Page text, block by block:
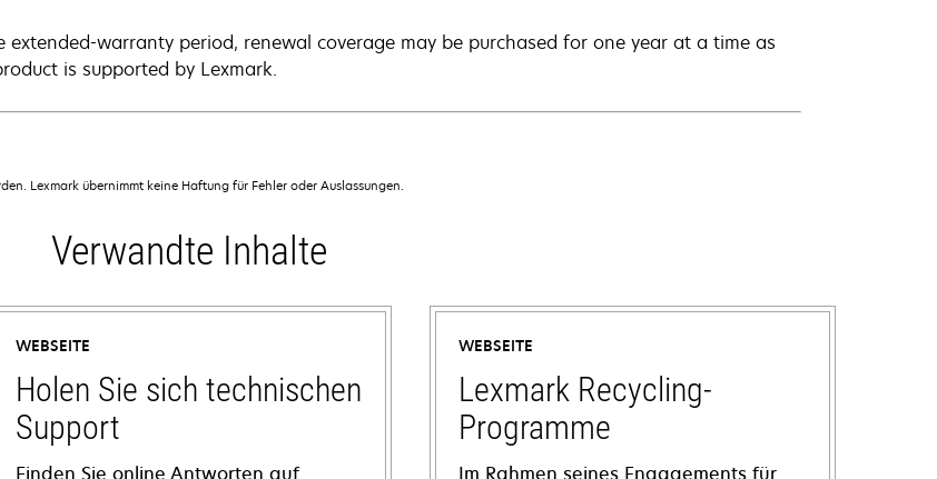
extended-warranty period, renewal coverage may be purchased for one year at a time as
is supported by Lexmark.
Lexmark übernimmt keine Haftung für Fehler oder Auslassungen.
Verwandte Inhalte
WEBSEITE
Holen Sie sich technischen
Support
Finden Sie online Antworten auf
WEBSEITE
Lexmark Recycling-
Programme
Im Rahmen seines Engagements für